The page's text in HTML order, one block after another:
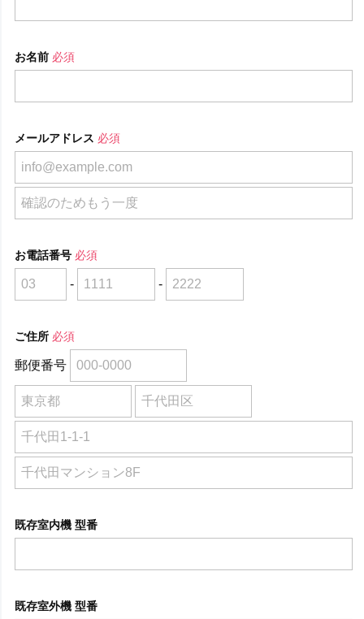
お名前 必須
メールアドレス 必須
お電話番号 必須
- -
ご住所 必須
郵便番号
既存室内機 型番
既存室外機 型番